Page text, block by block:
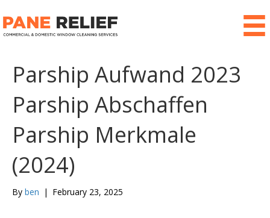
Parship Aufwand 2023
Parship Abschaffen
Parship Merkmale
(2024)
By ben | February 23, 2025